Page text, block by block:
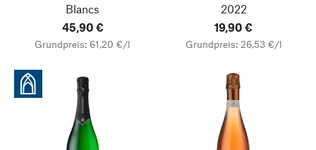
Blancs
45,90 €
Grundpreis: 61,20 €/l
2022
19,90 €
Grundpreis: 26,53 €/l